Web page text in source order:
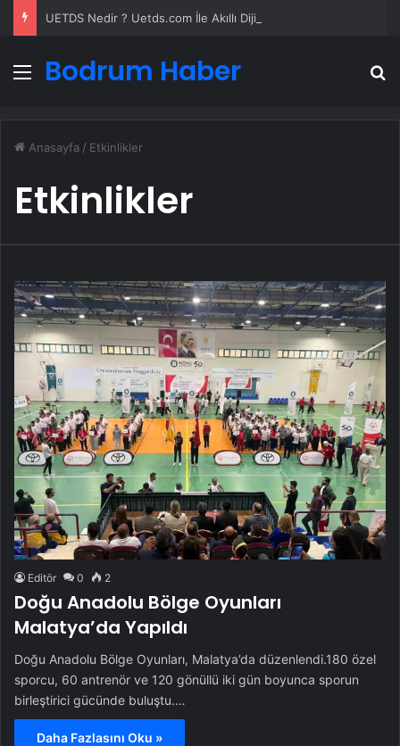
Menü
Bodrum Haber
Anasayfa / Etkinlikler
Etkinlikler
Editör 0 2
Doğu Anadolu Bölge Oyunları
Malatya’da Yapıldı
Doğu Anadolu Bölge Oyunları, Malatya’da düzenlendi.180 özel
sporcu, 60 antrenör ve 120 gönüllü iki gün boyunca sporun
birleştirici gücünde buluştu.…
Daha Fazlasını Oku »